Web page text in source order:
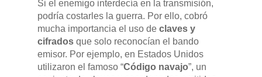
Si el enemigo interdecía en la transmisión,
podría costarles la guerra. Por ello, cobró
mucha importancia el uso de claves y
cifrados que solo reconocían el bando
emisor. Por ejemplo, en Estados Unidos
utilizaron el famoso “Código navajo”, un
GAMA